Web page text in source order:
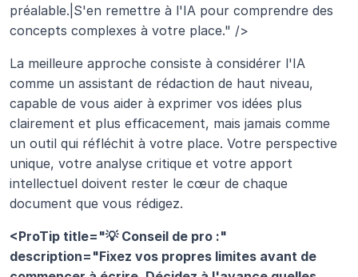
préalable.|S'en remettre à l'IA pour comprendre des
concepts complexes à votre place." />
La meilleure approche consiste à considérer l'IA
comme un assistant de rédaction de haut niveau,
capable de vous aider à exprimer vos idées plus
clairement et plus efficacement, mais jamais comme
un outil qui réfléchit à votre place. Votre perspective
unique, votre analyse critique et votre apport
intellectuel doivent rester le cœur de chaque
document que vous rédigez.
<ProTip title="💡 Conseil de pro :"
description="Fixez vos propres limites avant de